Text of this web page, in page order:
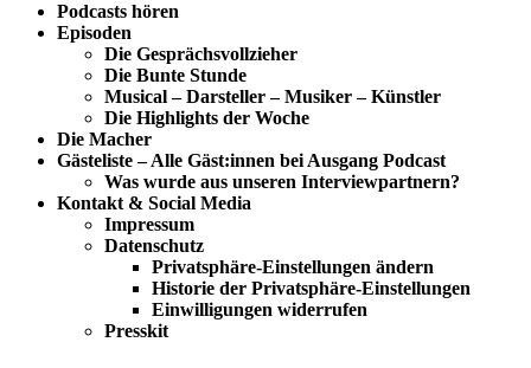
Podcasts hören
Episoden
Die Gesprächsvollzieher
Die Bunte Stunde
Musical – Darsteller – Musiker – Künstler
Die Highlights der Woche
Die Macher
Gästeliste – Alle Gäst:innen bei Ausgang Podcast
Was wurde aus unseren Interviewpartnern?
Kontakt & Social Media
Impressum
Datenschutz
Privatsphäre-Einstellungen ändern
Historie der Privatsphäre-Einstellungen
Einwilligungen widerrufen
Presskit